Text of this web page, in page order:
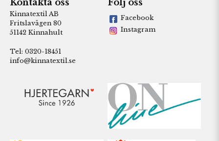
Kontakta oss
Kinnatextil AB
Fritslavägen 80
51142 Kinnahult
Tel: 0320-18451
info@kinnatextil.se
Följ oss
Facebook
Instagram